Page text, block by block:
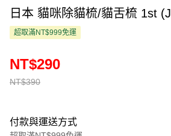
日本 貓咪除貓梳/貓舌梳 1st
超取滿NT$999免運
NT$390
NT$290
付款與運送方式